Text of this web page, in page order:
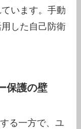
います。手動
した自己防衛
保護の壁
る一方で、ユ